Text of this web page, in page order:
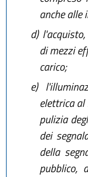
anche alle
d)l'acquisto,
di mezzi
carico;
e)
elettrica
pulizia
dei
della
pubblico,